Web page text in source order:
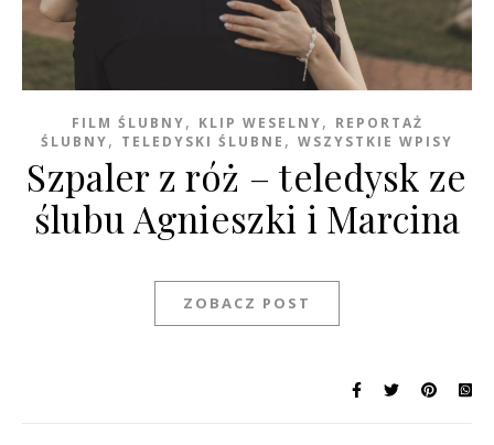
FILM ŚLUBNY, KLIP WESELNY, REPORTAŻ
ŚLUBNY, TELEDYSKI ŚLUBNE , WSZYSTKIE WPISY
Szpaler z róż – teledysk ze
ślubu Agnieszki i Marcina
ZOBACZ POST